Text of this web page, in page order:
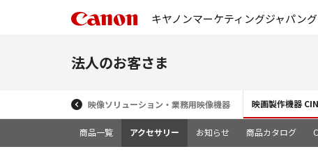
キヤノンマーケティングジャパン
法人のお客さま
映像ソリューション・業務用映像機器 映画製作機器
商品一覧 アクセサリー お知らせ 商品カタログ